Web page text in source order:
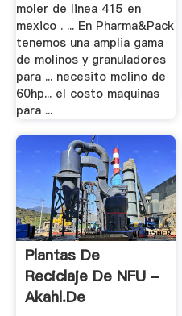
moler de linea 415 en
mexico . ... En Pharma&Pack
tenemos una amplia gama
de molinos y granuladores
para ... necesito molino de
60hp... el costo maquinas
para ...
Plantas De
Reciclaje De NFU -
Akahl.de